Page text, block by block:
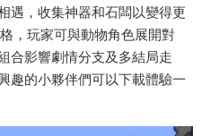
遇，收集神器和石闆以變得更
，玩家可與動物角色展開對
合影響劇情分支及多結局走
趣的小夥伴們可以下載體驗一